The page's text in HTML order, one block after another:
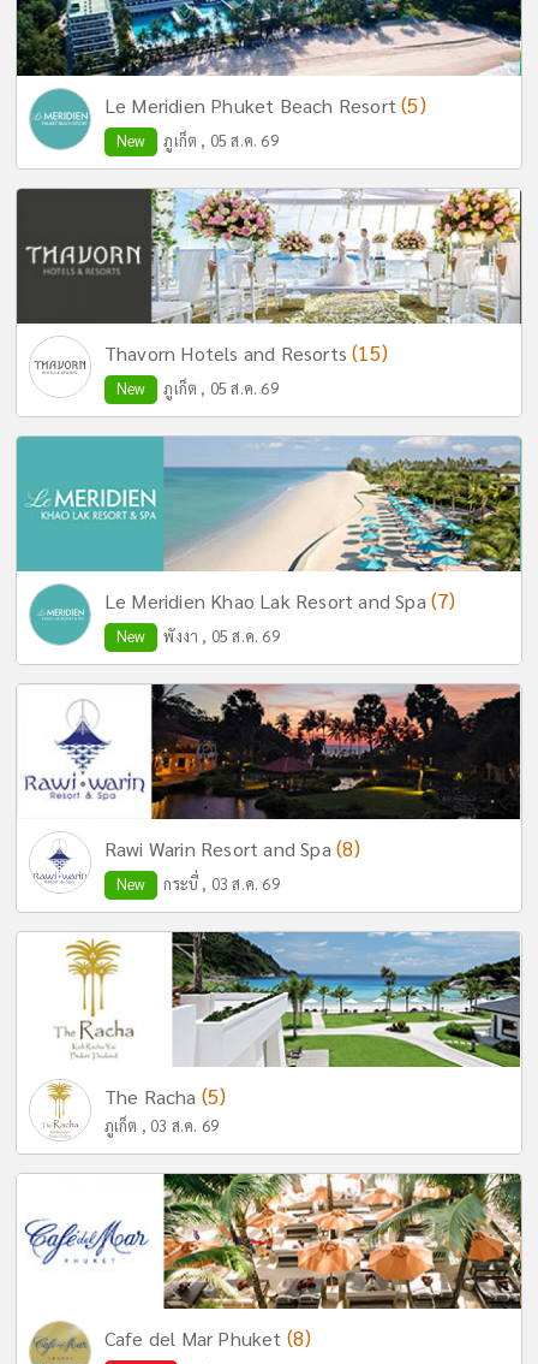
Le Meridien Phuket Beach Resort(5)
New ภูเก็ต , 05 ส.ค. 69
Thavorn Hotels and Resorts(15)
New ภูเก็ต , 05 ส.ค. 69
Le Meridien Khao Lak Resort and Spa (7)
New พังงา , 05 ส.ค. 69
Rawi Warin Resort and Spa (8)
New กระบี่ , 03 ส.ค. 69
The Racha (5)
ภูเก็ต , 03 ส.ค. 69
Cafe del Mar Phuket (8)